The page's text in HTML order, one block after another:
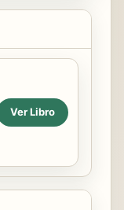
Ver Libro